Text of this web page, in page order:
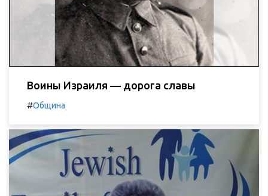
Воины Израиля — дорога славы
#Община